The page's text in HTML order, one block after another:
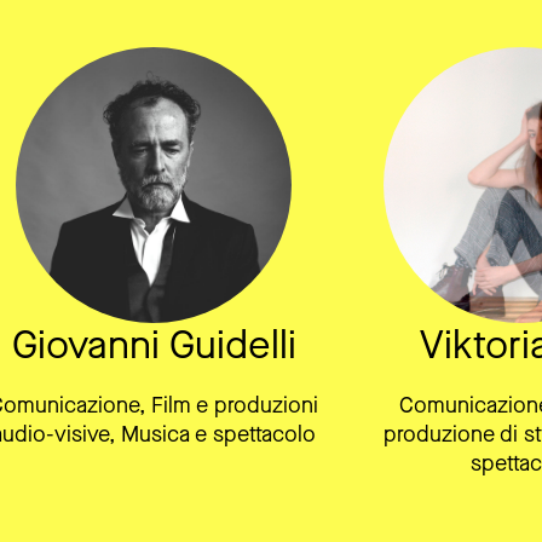
Giovanni Guidelli
Film e produzioni
visive, Musica e spettacolo
produzione di